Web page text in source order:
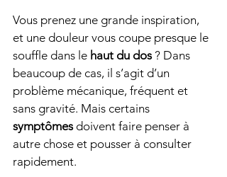
Vous prenez une grande inspiration,
et une douleur vous coupe presque le
souffle dans le haut du dos ? Dans
beaucoup de cas, il s’agit d’un
problème mécanique, fréquent et
sans gravité. Mais certains
symptômes doivent faire penser à
autre chose et pousser à consulter
rapidement.